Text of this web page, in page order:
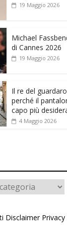
19 Maggio 2026
Michael
di Cannes 2026
19 Maggio 2026
Il re del
perché il
capo più
4 Maggio 2026
Disclaimer Privacy